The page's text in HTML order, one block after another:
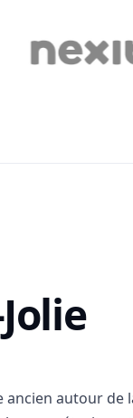
ancien autour